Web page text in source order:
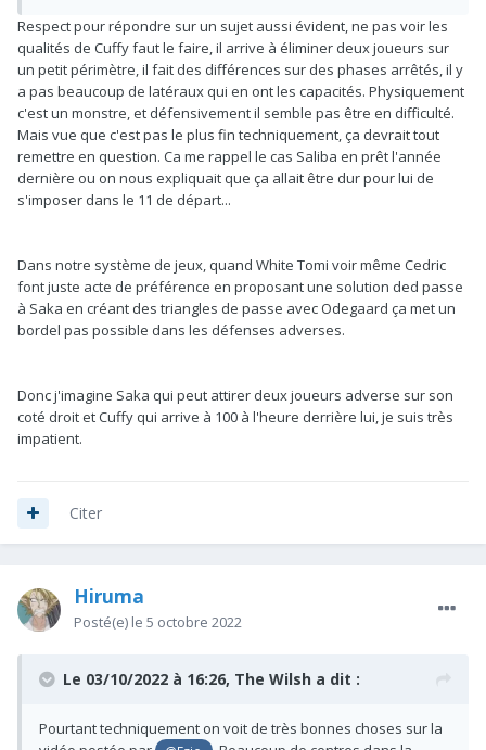
Respect pour répondre sur un sujet aussi évident, ne pas voir les
qualités de Cuffy faut le faire, il arrive à éliminer deux joueurs sur
un petit périmètre, il fait des différences sur des phases arrêtés, il y
a pas beaucoup de latéraux qui en ont les capacités. Physiquement
c'est un monstre, et défensivement il semble pas être en difficulté.
Mais vue que c'est pas le plus fin techniquement, ça devrait tout
remettre en question. Ca me rappel le cas Saliba en prêt l'année
dernière ou on nous expliquait que ça allait être dur pour lui de
s'imposer dans le 11 de départ...
Dans notre système de jeux, quand White Tomi voir même Cedric
font juste acte de préférence en proposant une solution ded passe
à Saka en créant des triangles de passe avec Odegaard ça met un
bordel pas possible dans les défenses adverses.
Donc j'imagine Saka qui peut attirer deux joueurs adverse sur son
coté droit et Cuffy qui arrive à 100 à l'heure derrière lui, je suis très
impatient.
Citer
Hiruma
Posté(e) le 5 octobre 2022
Le 03/10/2022 à 16:26, The Wilsh a dit :
Pourtant techniquement on voit de très bonnes choses sur la